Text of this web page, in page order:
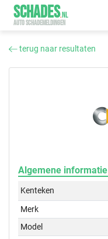
SCHADES.NL
AUTO SCHADEMELDINGEN
terug naar resultaten
Algemene informatie
Kenteken
Merk
Model